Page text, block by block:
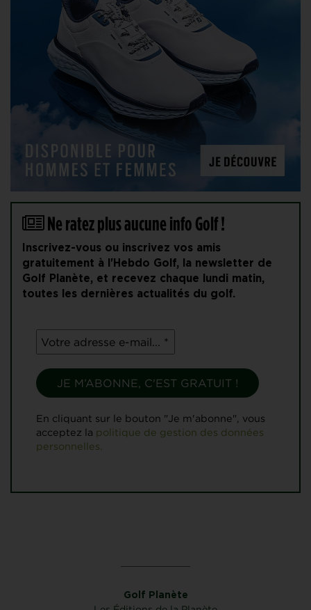
Ne ratez plus aucune info Golf !
Inscrivez-vous ou inscrivez vos amis
gratuitement à l'Hebdo Golf, la newsletter de
Golf Planète, et recevez chaque lundi matin,
toutes les dernières actualités du golf.
En cliquant sur le bouton "Je m'abonne", vous
acceptez la politique de gestion des données
personnelles.
Golf Planète